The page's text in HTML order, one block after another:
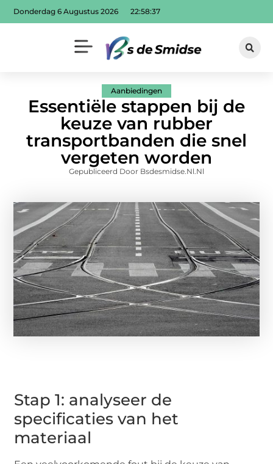
Donderdag 6 Augustus 2026 22:58:38
Aanbiedingen
Essentiële stappen bij de
keuze van rubber
transportbanden die snel
vergeten worden
Gepubliceerd Door Bsdesmidse.nl.nl
Stap 1: analyseer de
specificaties van het
materiaal